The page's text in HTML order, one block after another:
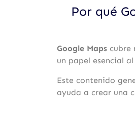
Por qué
Google Maps cubre
un papel esencial
Este contenido
ayuda a crear una